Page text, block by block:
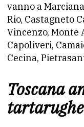
vanno a
Rio, Castagneto
Vincenzo, Monte
Capoliveri,
Cecina,
Toscana
tartarughe